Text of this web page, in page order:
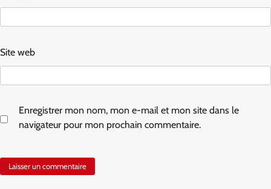
Site web
Enregistrer mon nom, mon e-mail et mon site dans le
navigateur pour mon prochain commentaire.